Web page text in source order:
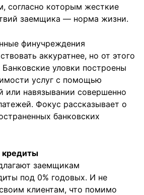
согласно которым жесткие
заемщика — норма жизни.
финучреждения
аккуратнее, но от этого
уловки построены
услуг с помощью
или навязывании совершенно
Фокус рассказывает о
банковских
кредиты
заемщикам
под 0% годовых. И не
клиентам, что помимо